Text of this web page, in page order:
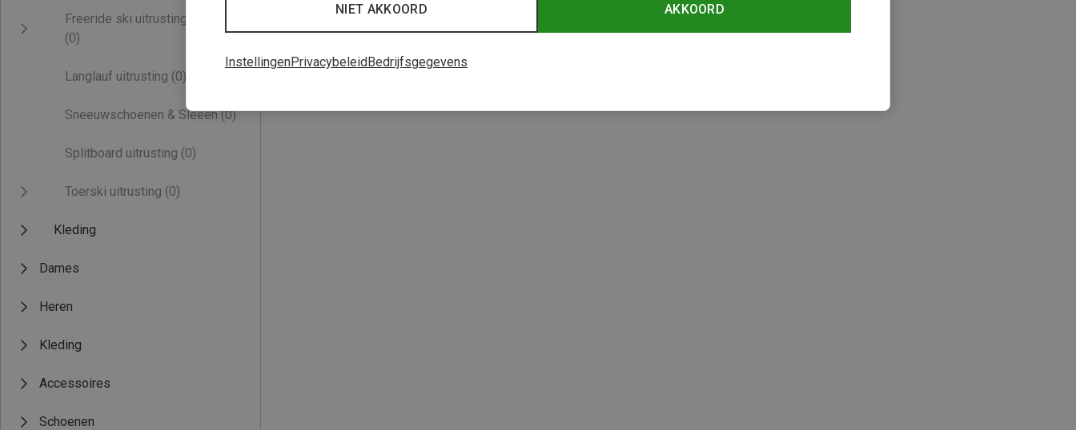
Freeride ski uitrusting
(0)
Langlauf uitrusting (0)
Sneeuwschoenen & Sleeën (0)
Splitboard uitrusting (0)
Toerski uitrusting (0)
Kleding
Dames
Heren
Kleding
Accessoires
Schoenen
AKKOORD
NIET AKKOORD
InstellingenPrivacybeleidBedrijfsgegevens